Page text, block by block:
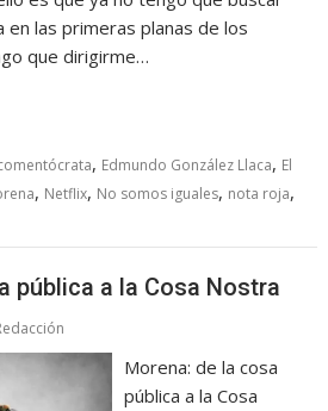
en las primeras planas de los
que dirigirme…
, Edmundo González Llaca, El
, Netflix, No somos iguales, nota roja,
pública a la Cosa Nostra
Morena: de la cosa
pública a la Cosa